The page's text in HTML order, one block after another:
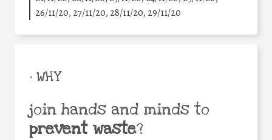
26/11/20, 27/11/20, 28/11/20, 29/11/20
• WHY
join hands and minds to
prevent waste?